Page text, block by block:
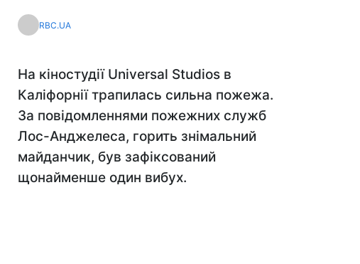
RBC.UA
На кіностудії Universal Studios в
Каліфорнії трапилась сильна пожежа.
За повідомленнями пожежних служб
Лос-Анджелеса, горить знімальний
майданчик, був зафіксований
щонайменше один вибух.